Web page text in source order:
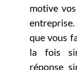
motive
que vous
la fois
réponse